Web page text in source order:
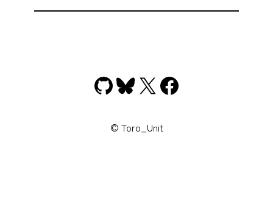
GitHub
Bluesky
X Facebook
© Toro_Unit